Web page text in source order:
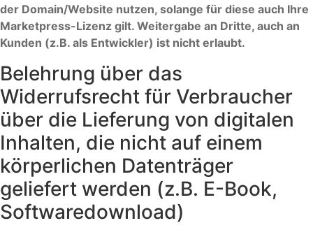
der Domain/Website nutzen, solange für diese auch Ihre
Marketpress-Lizenz gilt. Weitergabe an Dritte, auch an
Kunden (z.B. als Entwickler) ist nicht erlaubt.
Belehrung über das
Widerrufsrecht für Verbraucher
über die Lieferung von digitalen
Inhalten, die nicht auf einem
körperlichen Datenträger
geliefert werden (z.B. E-Book,
Softwaredownload)